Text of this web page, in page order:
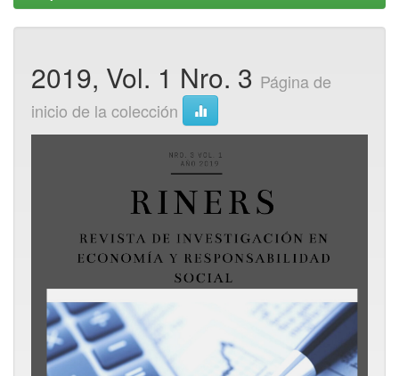
2019, Vol. 1 Nro. 3 Página de
inicio de la colección